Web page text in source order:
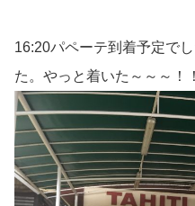
16:20パペーテ到着予定で
た。やっと着いた～～～！